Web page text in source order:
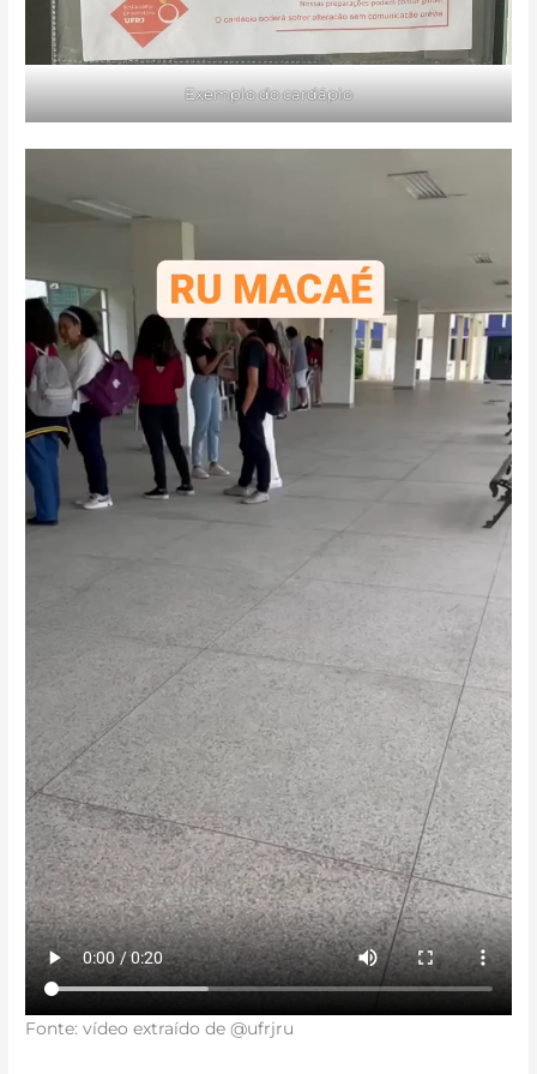
Exemplo do cardápio
Fonte: vídeo extraído de @ufrjru